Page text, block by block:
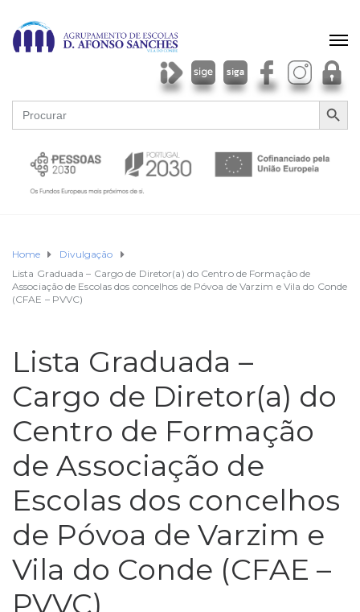
Search
for:
SEARCH
Home
Divulgação
Lista Graduada – Cargo de Diretor(a) do Centro de Formação de
Associação de Escolas dos concelhos de Póvoa de Varzim e Vila do Conde
(CFAE – PVVC)
Lista Graduada –
Cargo de Diretor(a) do
Centro de Formação
de Associação de
Escolas dos concelhos
de Póvoa de Varzim e
Vila do Conde (CFAE –
PVVC)